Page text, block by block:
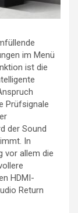
im Menü
ist die
Prüfsignale
der Sound
In
vor allem die
HDMI-
Return